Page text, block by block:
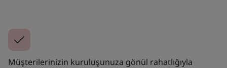
Müşterilerinizin kuruluşunuza gönül rahatlığıyla